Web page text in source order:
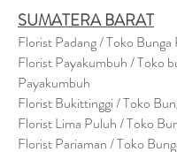
SUMATERA BARAT
Florist Padang / Toko Bunga
Florist Payakumbuh / Toko
Payakumbuh
Florist Bukittinggi / Toko
Florist Lima Puluh / Toko
Florist Pariaman / Toko